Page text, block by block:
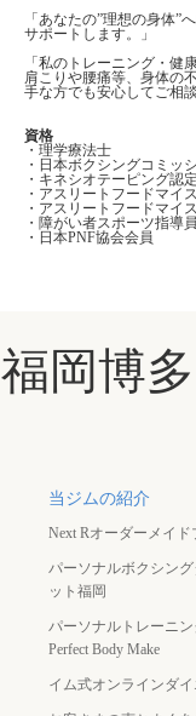
「あなたの”理想の身体”
サポートします。」
「私のトレーニング・健
肩こりや腰痛等、身体の
手な方でも安心してご相
資格
・理学療法士
・日本ボクシングコミッ
・キネシオテーピング認
・アスリートフードマイ
・アスリートフードマイ
・障がい者スポーツ指導員
・日本PNF協会会員
福岡博
当ジムの紹介
Next Rオーダーメイド
パーソナルボクシング
ット福岡
パーソナルトレーニ
Perfect Body Make
イム式オンラインダイ